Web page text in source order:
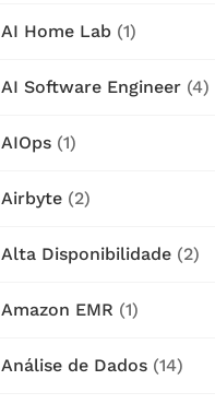
AI Home Lab (1)
AI Software Engineer (4)
AIOps (1)
Airbyte (2)
Alta Disponibilidade (2)
Amazon EMR (1)
Análise de Dados (14)